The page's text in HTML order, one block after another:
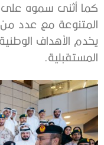
كما أثنى سموه على
المتنوعة مع عدد من
يخدم الأهداف
المستقبلية.